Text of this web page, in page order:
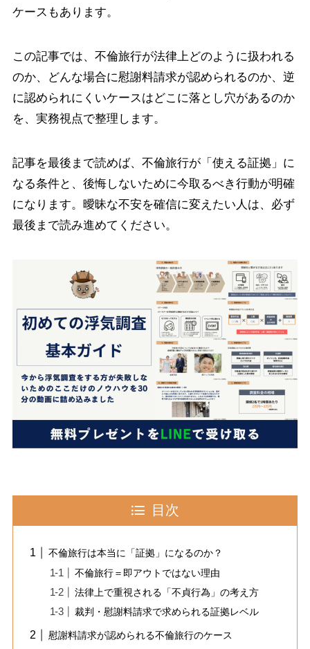
ケースもあります。
この記事では、不倫旅行が法律上どのように扱われる
のか、どんな場合に慰謝料請求が認められるのか、逆
に認められにくいケースはどこに落とし穴があるのか
を、実務視点で整理します。
記事を最後まで読めば、不倫旅行が「使える証拠」に
なる条件と、後悔しないために今取るべき行動が明確
になります。曖昧な不安を確信に変えたい人は、必ず
最後まで読み進めてください。
目次
不倫旅行は本当に「証拠」になるのか？
不倫旅行＝即アウトではない理由
法律上で重視される「不貞行為」の考え方
裁判・慰謝料請求で求められる証拠レベル
慰謝料請求が認められる不倫旅行のケース